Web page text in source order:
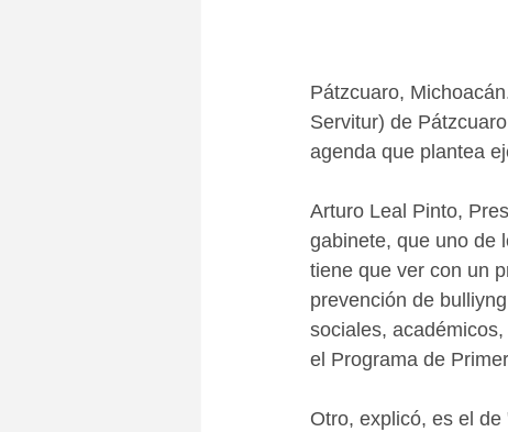
Pátzcuaro,
Servitur) de
agenda que plantea
Arturo Leal Pinto,
gabinete, que uno de
tiene que ver con un
prevención de
sociales,
el Programa de
Otro, explicó, es el